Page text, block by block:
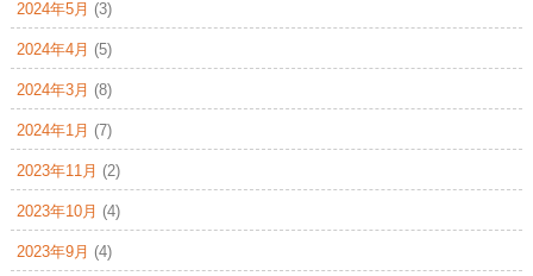
2024年5月 (3)
2024年4月 (5)
2024年3月 (8)
2024年1月 (7)
2023年11月 (2)
2023年10月 (4)
2023年9月 (4)